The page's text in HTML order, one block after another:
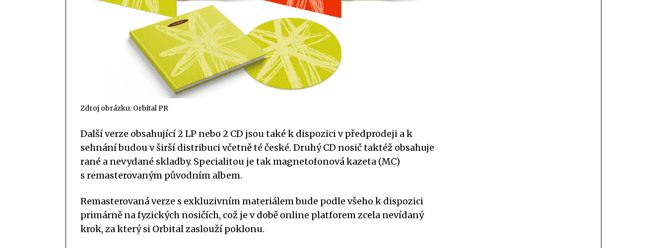
Zdroj obrázku: Orbital PR
Další verze obsahující 2 LP nebo 2 CD jsou také k dispozici v předprodeji a k
sehnání budou v širší distribuci včetně té české. Druhý CD nosič taktéž obsahuje
rané a nevydané skladby. Specialitou je tak magnetofonová kazeta (MC)
s remasterovaným původním albem.
Remasterovaná verze s exkluzivním materiálem bude podle všeho k dispozici
primárně na fyzických nosičích, což je v době online platforem zcela nevídaný
krok, za který si Orbital zaslouží poklonu.